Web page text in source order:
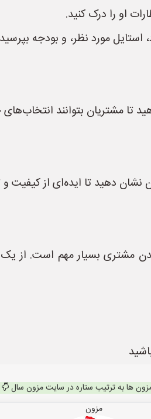
او را درک کنید.
استایل مورد نظر، و بودجه
تا مشتریان بتوانند انتخاب‌های
دهید تا ایده‌ای از کیفیت
مشتری بسیار مهم است. از یک
ها به ترتیب ستاره در سایت مزون سال
مزون